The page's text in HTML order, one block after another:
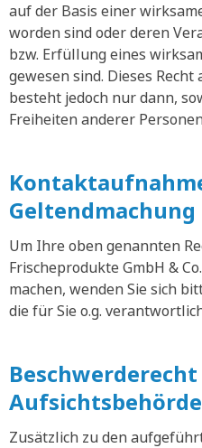
auf der Basis einer
worden sind oder deren
bzw. Erfüllung eines
gewesen sind. Dieses
besteht jedoch nur dann,
Freiheiten anderer
Um Ihre oben genannten
Frischeprodukte GmbH &
machen, wenden Sie sich
die für Sie o.g.
Aufsichtsbehörde
Zusätzlich zu den